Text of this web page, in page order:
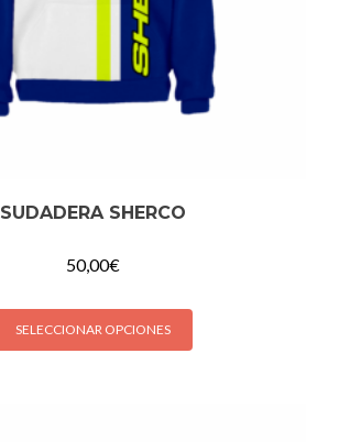
SUDADERA SHERCO
50,00€
SELECCIONAR OPCIONES